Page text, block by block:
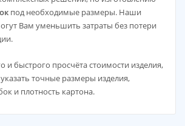
под необходимые размеры. Наши
Вам уменьшить затраты без потери
и быстрого просчёта стоимости изделия,
точные размеры изделия,
и плотность картона.